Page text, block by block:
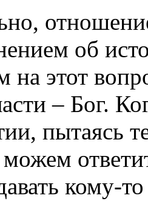
об
на этот
– Бог.
пытаясь
кому-